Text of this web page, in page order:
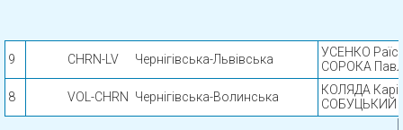
9 СHRN-LV Чернігівська-Львівська
УСЕНКО
СОРОКА
8 VOL-CHRN Чернігівська-Волинська
КОЛЯДА
СОБУЦЬКИЙ